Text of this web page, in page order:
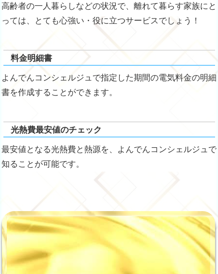
高齢者の一人暮らしなどの状況で、離れて暮らす家族にと
っては、とても心強い・役に立つサービスでしょう！
料金明細書
よんでんコンシェルジュで指定した期間の電気料金の明細
書を作成することができます。
光熱費最安値のチェック
最安値となる光熱費と熱源を、よんでんコンシェルジュで
知ることが可能です。